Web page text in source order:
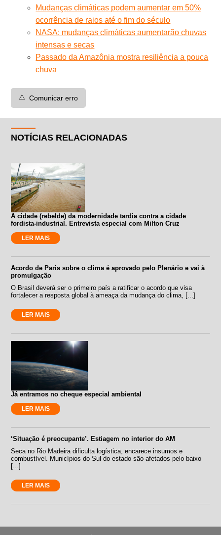
Mudanças climáticas podem aumentar em 50%
ocorrência de raios até o fim do século
NASA: mudanças climáticas aumentarão chuvas
intensas e secas
Passado da Amazônia mostra resiliência a pouca
chuva
⚠️ Comunicar erro
NOTÍCIAS RELACIONADAS
A cidade (rebelde) da modernidade tardia contra a cidade
fordista-industrial. Entrevista especial com Milton Cruz
LER MAIS
Acordo de Paris sobre o clima é aprovado pelo Plenário e vai à
promulgação
O Brasil deverá ser o primeiro país a ratificar o acordo que visa
fortalecer a resposta global à ameaça da mudança do clima, [...]
LER MAIS
Já entramos no cheque especial ambiental
LER MAIS
‘Situação é preocupante’. Estiagem no interior do AM
Seca no Rio Madeira dificulta logística, encarece insumos e
combustível. Municípios do Sul do estado são afetados pelo baixo
[...]
LER MAIS